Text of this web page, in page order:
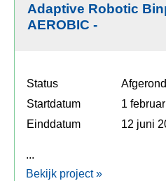
Adaptive Robotic
AEROBIC -
Status
Afgerond
Startdatum
1
Einddatum
12 juni
...
Bekijk project »